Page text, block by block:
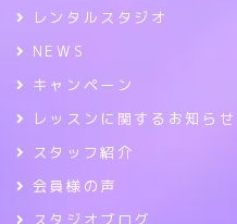
レンタルスタジオ
NEWS
キャンペーン
レッスンに関するお知らせ
スタッフ紹介
会員様の声
スタジオブログ